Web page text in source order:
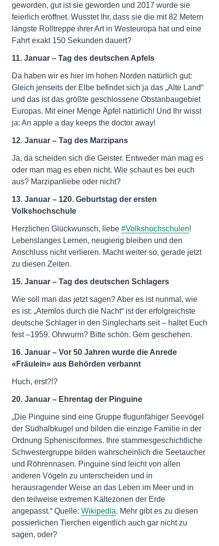
geworden, gut ist sie geworden und 2017 wurde sie
feierlich eröffnet. Wusstet Ihr, dass sie die mit 82 Metern
längste Rolltreppe ihrer Art in Westeuropa hat und eine
Fahrt exakt 150 Sekunden dauert?
11. Januar – Tag des deutschen Apfels
Da haben wir es hier im hohen Norden natürlich gut:
Gleich jenseits der Elbe befindet sich ja das „Alte Land“
und das ist das größte geschlossene Obstanbaugebiet
Europas. Mit einer Menge Äpfel natürlich! Und Ihr wisst
ja: An apple a day keeps the doctor away!
12. Januar – Tag des Marzipans
Ja, da scheiden sich die Geister. Entweder man mag es
oder man mag es eben nicht. Wie schaut es bei euch
aus? Marzipanliebe oder nicht?
13. Januar – 120. Geburtstag der ersten
Volkshochschule
Herzlichen Glückwunsch, liebe #Volkshochschulen!
Lebenslanges Lernen, neugierig bleiben und den
Anschluss nicht verlieren. Macht weiter so, gerade jetzt
zu diesen Zeiten.
15. Januar – Tag des deutschen Schlagers
Wie soll man das jetzt sagen? Aber es ist nunmal, wie
es ist: „Atemlos durch die Nacht“ ist der erfolgreichste
deutsche Schlager in den Singlecharts seit – haltet Euch
fest –1959. Ohrwurm? Bitte schön. Gern geschehen.
16. Januar – Vor 50 Jahren wurde die Anrede
«Fräulein» aus Behörden verbannt
Huch, erst?!?
20. Januar – Ehrentag der Pinguine
„Die Pinguine sind eine Gruppe flugunfähiger Seevögel
der Südhalbkugel und bilden die einzige Familie in der
Ordnung Sphenisciformes. Ihre stammesgeschichtliche
Schwestergruppe bilden wahrscheinlich die Seetaucher
und Röhrennasen. Pinguine sind leicht von allen
anderen Vögeln zu unterscheiden und in
herausragender Weise an das Leben im Meer und in
den teilweise extremen Kältezonen der Erde
angepasst.“ Quelle: Wikipedia. Mehr gibt es zu diesen
possierlichen Tierchen eigentlich auch gar nicht zu
sagen, oder?